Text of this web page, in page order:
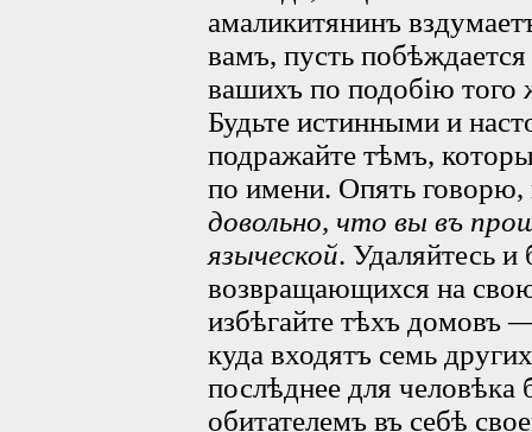
амаликитянинъ
вамъ, пусть
вашихъ по подобію того
Будьте истинными и
подражайте тѣмъ,
по имени. Опять говорю,
довольно, что вы въ
языческой. Удаляйтесь и
возвращающихся на
избѣгайте тѣхъ домовъ
куда входятъ семь
послѣднее для
обитателемъ въ себѣ